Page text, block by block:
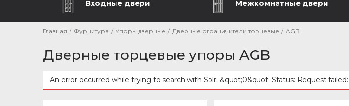
Входные двери Межкомнатные двери
Главная / Фурнитура / Упоры дверные / Дверные ограничители торцевые / AGB
Дверные торцевые упоры AGB
Сообщение об ошибке
An error occurred while trying to search with Solr: &quot;0&quot; Status: Request